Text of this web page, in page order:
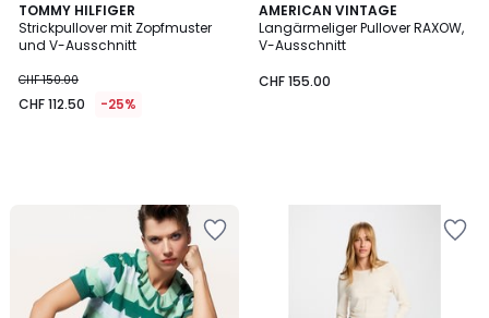
TOMMY HILFIGER
Strickpullover mit Zopfmuster
und V-Ausschnitt
CHF 150.00
CHF 112.50 -25%
AMERICAN VINTAGE
Langärmeliger Pullover RAXOW,
V-Ausschnitt
CHF 155.00